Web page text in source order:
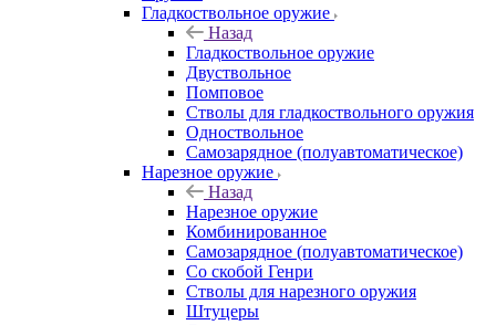
Гладкоствольное оружие
Назад
Гладкоствольное оружие
Двуствольное
Помповое
Стволы для гладкоствольного оружия
Одноствольное
Самозарядное (полуавтоматическое)
Нарезное оружие
Назад
Нарезное оружие
Комбинированное
Самозарядное (полуавтоматическое)
Со скобой Генри
Стволы для нарезного оружия
Штуцеры